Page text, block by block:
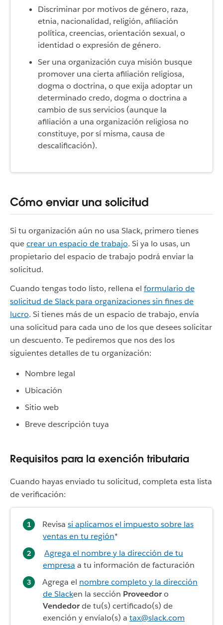
Discriminar por motivos de género, raza,
etnia, nacionalidad, religión, afiliación
política, creencias, orientación sexual, o
identidad o expresión de género.
Ser una organización cuya misión busque
promover una cierta afiliación religiosa,
dogma o doctrina, o que exija adoptar un
determinado credo, dogma o doctrina a
cambio de sus servicios (aunque la
afiliación a una organización religiosa no
constituye, por sí misma, causa de
descalificación).
Cómo enviar una solicitud
Si tu organización aún no usa Slack, primero tienes
quecrear un espacio de trabajo. Si ya lo usas, un
propietario del espacio de trabajo podrá enviar la
solicitud.
Cuando tengas todo listo, rellena el formulario de
solicitud de Slack para organizaciones sin fines de
lucro. Si tienes más de un espacio de trabajo, envía
una solicitud para cada uno de los que desees solicitar
un descuento. Te pediremos que nos des los
siguientes detalles de tu organización:
Nombre legal
Ubicación
Sitio web
Breve descripción tuya
Requisitos para la exención tributaria
Cuando hayas enviado tu solicitud, completa esta lista
de verificación:
Revisa si aplicamos el impuesto sobre las
ventas en tu región*
Agrega el nombre y la dirección de tu
empresa a tu información de facturación
Agrega el nombre completo y la dirección
de Slacken la sección Proveedoro
Vendedorde tu(s) certificado(s) de
exención y envíalo(s) a tax@slack.com